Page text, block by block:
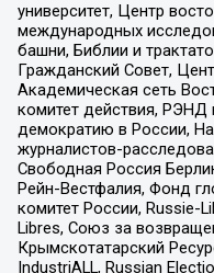
университет, Центр
международных
башни, Библии и
Гражданский Совет,
Академическая сеть
комитет действия, РЭНД
демократию в России,
журналистов-
Свободная Россия
Рейн-Вестфалия, Фонд
комитет России, Russie-
Libres, Союз за
Крымскотатарский
IndustriALL, Russian